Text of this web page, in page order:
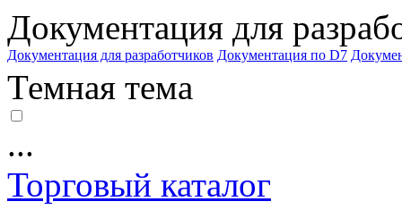
Документация для
Документация для разработчиков Документация по D7
Темная тема
...
Торговый каталог